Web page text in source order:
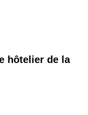
hôtelier de la